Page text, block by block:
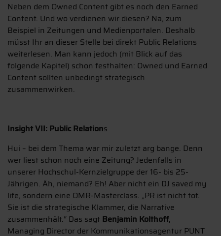
Neben dem Owned Content gibt es noch den Earned
Content. Und wo verdienen wir diesen? Na, zum
Beispiel in Zeitungen und Medienportalen. Deshalb
müsst Ihr an dieser Stelle bei direkt Public Relations
weiterlesen. Man kann jedoch (mit Blick auf das
folgende Kapitel) schon festhalten: Owned und Earned
Content sollten unbedingt strategisch
zusammenwirken.
Insight VII: Public Relations
Hui – bei dem Thema war mir zuletzt arg bange. Denn
wer liest schon noch eine Zeitung? Jedenfalls in
unserer Hochschul-Kernzielgruppe der 16- bis 25-
Jährigen. Äh, niemand? Eh! Aber nicht ein DJ saved my
life, sondern eine OMR-Masterclass. „PR ist nicht tot.
Sie ist die strategische Klammer, die Narrative
zusammenhält.“ Das sagt Benjamin Kolthoff,
Managing Director der Kommunikationsagentur PUNT